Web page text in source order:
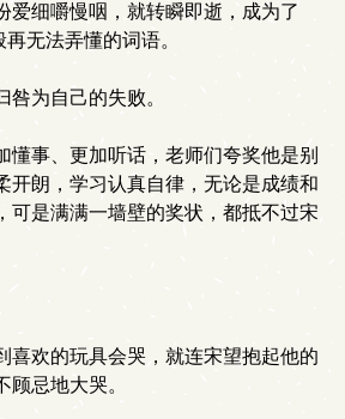
爱细嚼慢咽，就转瞬即逝，成为了
无法弄懂的词语。
咎为自己的失败。
懂事、更加听话，老师们夸奖他是别
开朗，学习认真自律，无论是成绩和
可是满满一墙壁的奖状，都抵不过宋
喜欢的玩具会哭，就连宋望抱起他的
忌地大哭。